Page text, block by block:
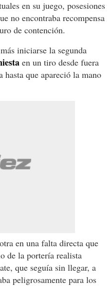
en su juego, posesiones
no encontraba recompensa
de contención.
iniciarse la segunda
en un tiro desde fuera
hasta que apareció la mano
en una falta directa que
de la portería realista
que seguía sin llegar, a
peligrosamente para los